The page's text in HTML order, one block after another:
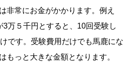
非常にお金がかかります。例え
3万５千円とすると、10回受験し
です。受験費用だけでも馬鹿にな
もっと大きな金額となります。